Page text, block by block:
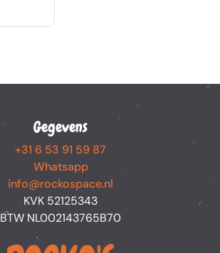
Gegevens
+31 6 53 91 59 87
Whatsapp
info@rockospace.nl
KVK 52125343
BTW NL002143765B70